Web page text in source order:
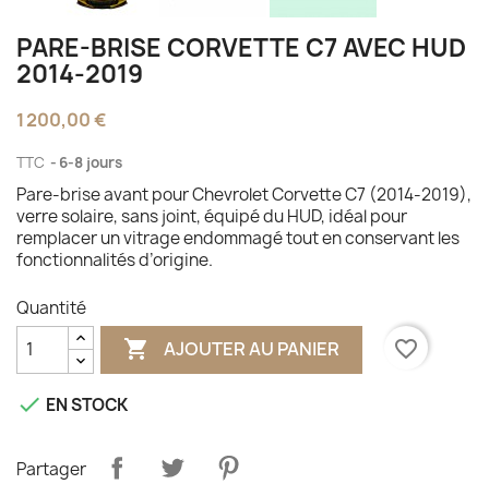
PARE-BRISE CORVETTE C7 AVEC HUD
2014-2019
1 200,00 €
TTC 6-8 jours
Pare-brise avant pour Chevrolet Corvette C7 (2014-2019),
verre solaire, sans joint, équipé du HUD, idéal pour
remplacer un vitrage endommagé tout en conservant les
fonctionnalités d’origine.
Quantité
 AJOUTER AU PANIER favorite_border
 EN STOCK
Partager